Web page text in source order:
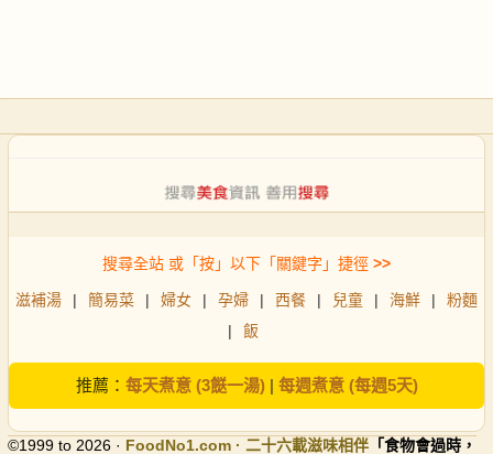
搜尋全站 或「按」以下「關鍵字」捷徑 >>
滋補湯 | 簡易菜 | 婦女 | 孕婦 | 西餐 | 兒童 | 海鮮 |
粉麵
|
飯
推薦： 每天煮意 (3餸一湯)| 每週煮意 (每週5天)
©1999 to 2026 · FoodNo1.com · 二十六載滋味相伴 「食物會過時，